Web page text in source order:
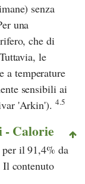
senza
una
che di
Tuttavia, le
a temperature
sensibili ai
'Arkin').4.5
Calorie
il 91,4% da
Il contenuto